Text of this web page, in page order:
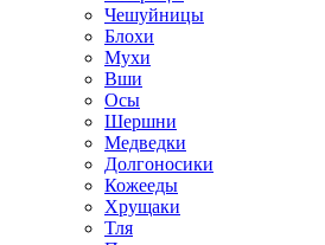
Чешуйницы
Блохи
Мухи
Вши
Осы
Шершни
Медведки
Долгоносики
Кожееды
Хрущаки
Тля